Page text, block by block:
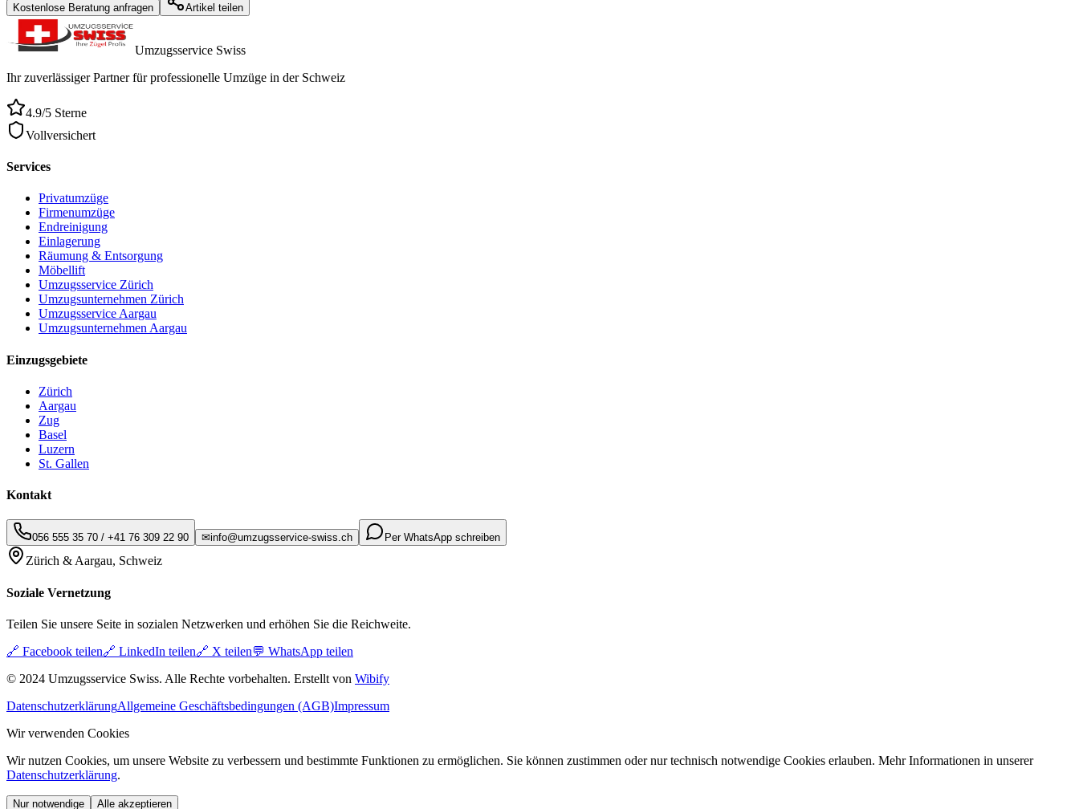
Kostenlose Beratung anfragen Artikel teilen
Umzugsservice Swiss
Ihr zuverlässiger Partner für professionelle Umzüge in der Schweiz
4.9/5 Sterne
Vollversichert
Services
Privatumzüge
Firmenumzüge
Endreinigung
Einlagerung
Räumung & Entsorgung
Möbellift
Umzugsservice Zürich
Umzugsunternehmen Zürich
Umzugsservice Aargau
Umzugsunternehmen Aargau
Einzugsgebiete
Zürich
Aargau
Zug
Basel
Luzern
St. Gallen
Kontakt
056 555 35 70 / +41 76 309 22 90 ✉info@umzugsservice-swiss.ch Per WhatsApp schreiben
Zürich & Aargau, Schweiz
Soziale Vernetzung
Teilen Sie unsere Seite in sozialen Netzwerken und erhöhen Sie die Reichweite.
🔗 Facebook teilen🔗 LinkedIn teilen🔗 X teilen💬 WhatsApp teilen
© 2024 Umzugsservice Swiss. Alle Rechte vorbehalten. Erstellt von Wibify
DatenschutzerklärungAllgemeine Geschäftsbedingungen (AGB)Impressum
Wir verwenden Cookies
Wir nutzen Cookies, um unsere Website zu verbessern und bestimmte Funktionen zu ermöglichen. Sie können zustimmen oder nur technisch notwendige Cookies erlauben. Mehr Informationen in unserer
Datenschutzerklärung.
Nur notwendige Alle akzeptieren